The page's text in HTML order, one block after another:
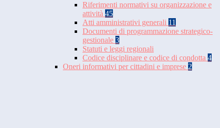
Riferimenti normativi su organizzazione e
attività 45
Atti amministrativi generali 11
Documenti di programmazione strategico-
gestionale 3
Statuti e leggi regionali
Codice disciplinare e codice di condotta 4
Oneri informativi per cittadini e imprese 2